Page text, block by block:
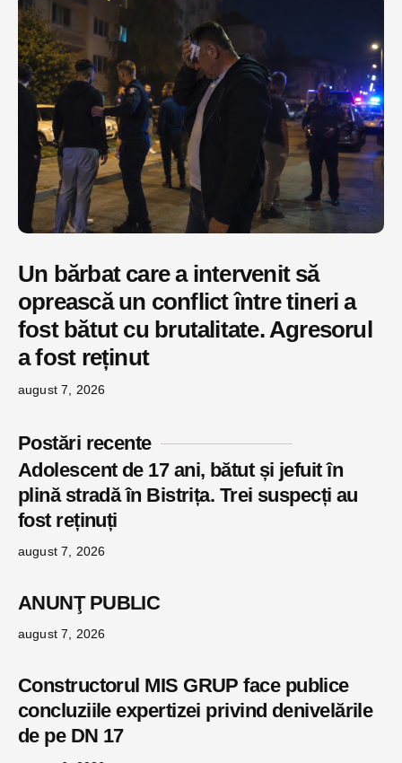
Un bărbat care a intervenit să
oprească un conflict între tineri a
fost bătut cu brutalitate. Agresorul
a fost reținut
august 7, 2026
Postări recente
Adolescent de 17 ani, bătut și jefuit în
plină stradă în Bistrița. Trei suspecți au
fost reținuți
august 7, 2026
ANUNŢ PUBLIC
august 7, 2026
Constructorul MIS GRUP face publice
concluziile expertizei privind denivelările
de pe DN 17